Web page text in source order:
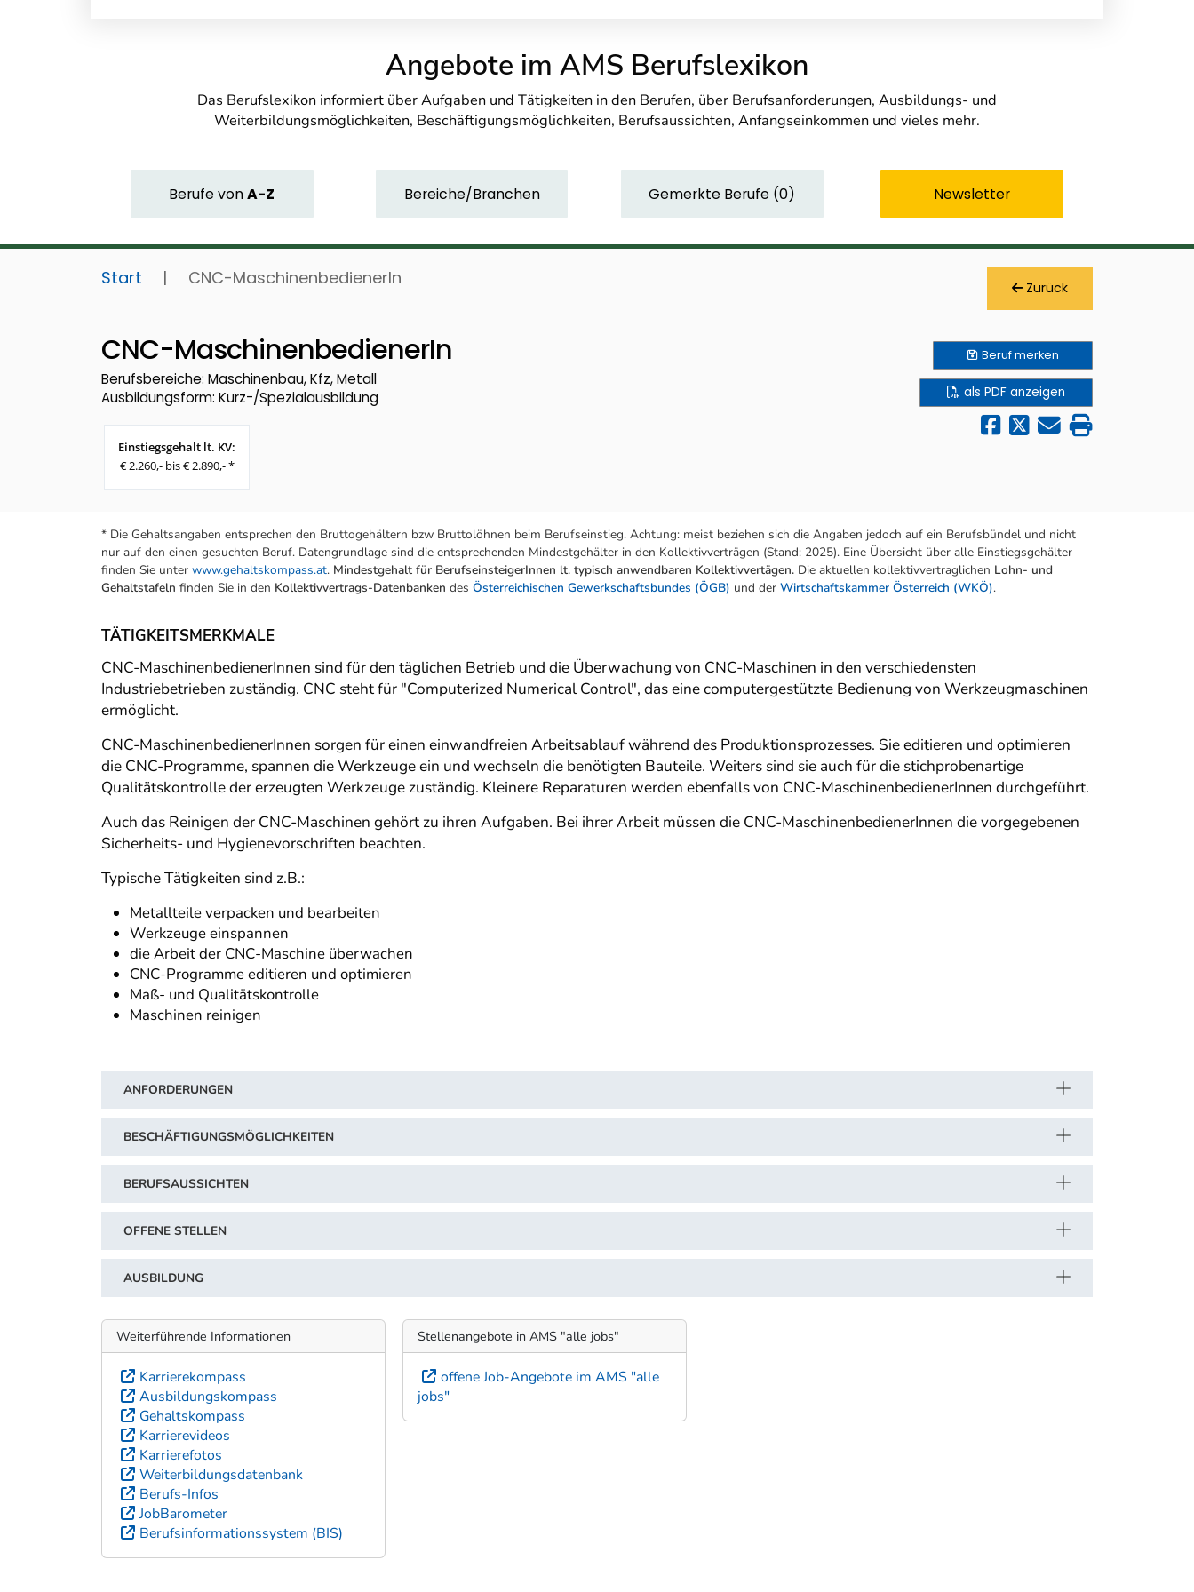
Angebote im AMS Berufslexikon
Das Berufslexikon informiert über Aufgaben und Tätigkeiten in den Berufen, über Berufsanforderungen, Ausbildungs- und
Weiterbildungsmöglichkeiten, Beschäftigungsmöglichkeiten, Berufsaussichten, Anfangseinkommen und vieles mehr.
BerufevonA-Z Bereiche/Branchen Gemerkte Berufe (0) Newsletter
Start | CNC-MaschinenbedienerIn Zurück
CNC-MaschinenbedienerIn
Berufsbereiche: Maschinenbau, Kfz, Metall
Ausbildungsform: Kurz-/Spezialausbildung
Einstiegsgehalt lt. KV:
€ 2.260,- bis € 2.890,- *
Berufmerken
als PDF anzeigen
* Die Gehaltsangaben entsprechen den Bruttogehältern bzw Bruttolöhnen beim Berufseinstieg. Achtung: meist beziehen sich die Angaben jedoch auf ein Berufsbündel und nicht
nur auf den einen gesuchten Beruf. Datengrundlage sind die entsprechenden Mindestgehälter in den Kollektivverträgen (Stand: 2025). Eine Übersicht über alle Einstiegsgehälter
finden Sie unter www.gehaltskompass.at. Mindestgehalt für BerufseinsteigerInnen lt. typisch anwendbaren Kollektivvertägen. Die aktuellen kollektivvertraglichen Lohn- und
Gehaltstafeln finden Sie in den Kollektivvertrags-Datenbanken des Österreichischen Gewerkschaftsbundes (ÖGB) und der Wirtschaftskammer Österreich (WKÖ).
TÄTIGKEITSMERKMALE
CNC-MaschinenbedienerInnen sind für den täglichen Betrieb und die Überwachung von CNC-Maschinen in den verschiedensten
Industriebetrieben zuständig. CNC steht für "Computerized Numerical Control", das eine computergestützte Bedienung von Werkzeugmaschinen
ermöglicht.
CNC-MaschinenbedienerInnen sorgen für einen einwandfreien Arbeitsablauf während des Produktionsprozesses. Sie editieren und optimieren
die CNC-Programme, spannen die Werkzeuge ein und wechseln die benötigten Bauteile. Weiters sind sie auch für die stichprobenartige
Qualitätskontrolle der erzeugten Werkzeuge zuständig. Kleinere Reparaturen werden ebenfalls von CNC-MaschinenbedienerInnen durchgeführt.
Auch das Reinigen der CNC-Maschinen gehört zu ihren Aufgaben. Bei ihrer Arbeit müssen die CNC-MaschinenbedienerInnen die vorgegebenen
Sicherheits- und Hygienevorschriften beachten.
Typische Tätigkeiten sind z.B.:
Metallteile verpacken und bearbeiten
Werkzeuge einspannen
die Arbeit der CNC-Maschine überwachen
CNC-Programme editieren und optimieren
Maß- und Qualitätskontrolle
Maschinen reinigen
ANFORDERUNGEN
BESCHÄFTIGUNGSMÖGLICHKEITEN
BERUFSAUSSICHTEN
OFFENE STELLEN
AUSBILDUNG
Weiterführende Informationen
Karrierekompass
Ausbildungskompass
Gehaltskompass
Karrierevideos
Karrierefotos
Weiterbildungsdatenbank
Berufs-Infos
JobBarometer
Berufsinformationssystem (BIS)
Stellenangebote in AMS "alle jobs"
offene Job-Angebote im AMS "alle
jobs"